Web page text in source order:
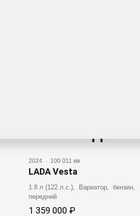
2024 · 100 011 км
LADA Vesta
1.8 л (122 л.с.), Вариатор, бензин,
передний
1 359 000 ₽